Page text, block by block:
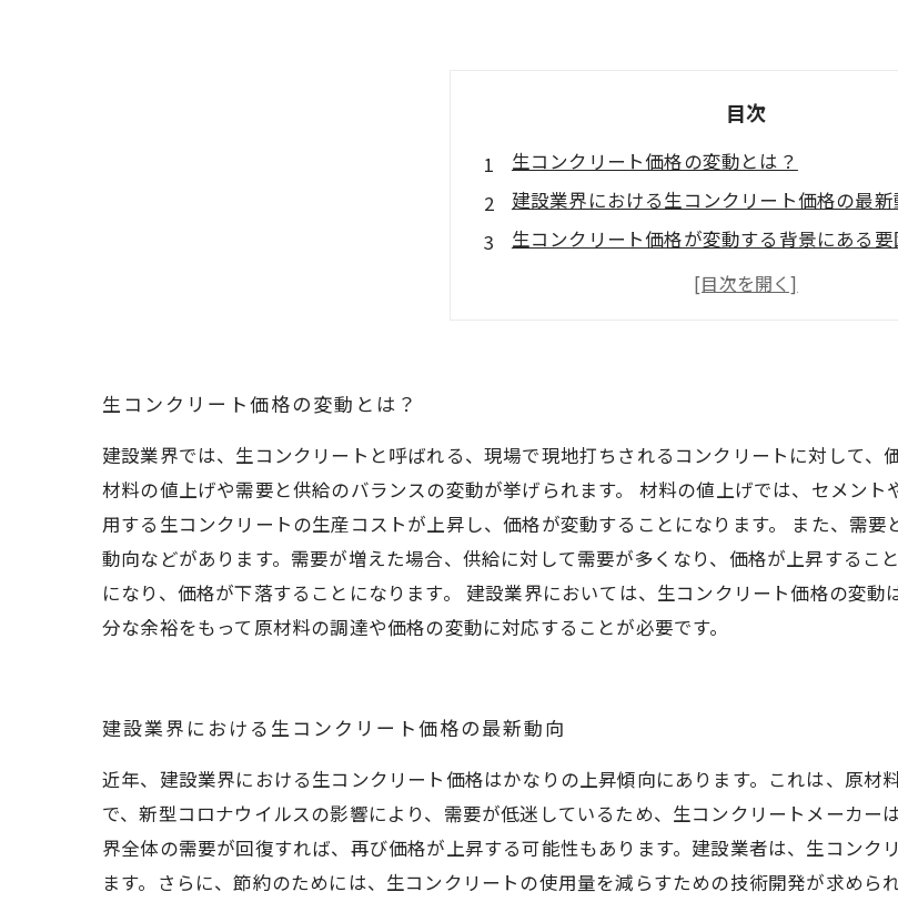
目次
生コンクリート価格の変動とは？
建設業界における生コンクリート価格の最新
生コンクリート価格が変動する背景にある要
生コンクリート価格変動が与える建設業界へ
生コンクリート価格の変動とは？
建設業界では、生コンクリートと呼ばれる、現場で現地打ちされるコンクリートに対して、
材料の値上げや需要と供給のバランスの変動が挙げられます。 材料の値上げでは、セメン
用する生コンクリートの生産コストが上昇し、価格が変動することになります。 また、需
動向などがあります。需要が増えた場合、供給に対して需要が多くなり、価格が上昇するこ
になり、価格が下落することになります。 建設業界においては、生コンクリート価格の変
分な余裕をもって原材料の調達や価格の変動に対応することが必要です。
建設業界における生コンクリート価格の最新動向
近年、建設業界における生コンクリート価格はかなりの上昇傾向にあります。これは、原材
で、新型コロナウイルスの影響により、需要が低迷しているため、生コンクリートメーカ
界全体の需要が回復すれば、再び価格が上昇する可能性もあります。建設業者は、生コンク
ます。さらに、節約のためには、生コンクリートの使用量を減らすための技術開発が求め